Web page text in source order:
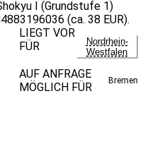
I (Grundstufe 1)
(ca. 38 EUR).
LIEGT VOR
FÜR
Nordrhein-
Westfalen
AUF ANFRAGE
MÖGLICH FÜR
Bremen